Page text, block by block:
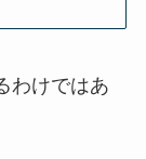
わけではあ